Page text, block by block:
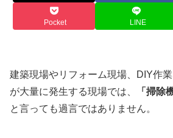
Pocket LINE
建築現場やリフォーム現場、DIY作
が大量に発生する現場では、
「掃除
と言っても過言ではありません。